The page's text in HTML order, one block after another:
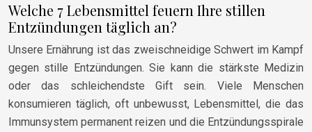
Welche 7 Lebensmittel feuern Ihre stillen
Entzündungen täglich an?
Unsere Ernährung ist das zweischneidige Schwert im Kampf
gegen stille Entzündungen. Sie kann die stärkste Medizin
oder das schleichendste Gift sein. Viele Menschen
konsumieren täglich, oft unbewusst, Lebensmittel, die das
Immunsystem permanent reizen und die Entzündungsspirale